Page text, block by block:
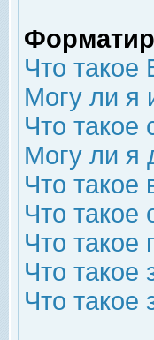
Что такое
Могу ли я
Что такое
Могу ли я
Что такое
Что такое
Что
Что такое
Что такое